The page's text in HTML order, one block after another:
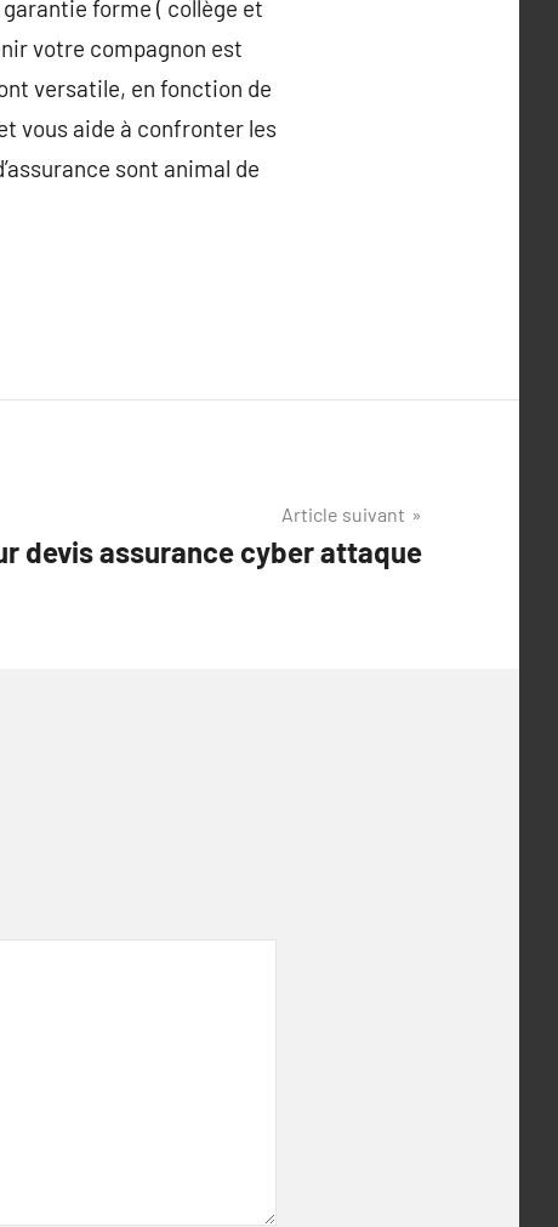
forme ( collège et
votre compagnon est
versatile, en fonction de
vous aide à confronter les
sont animal de
Article suivant
devis assurance cyber attaque